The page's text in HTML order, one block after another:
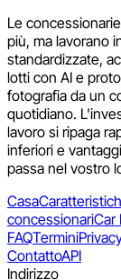
Le
più, ma lavorano
standardizzate,
lotti con AI e
fotografia da un
quotidiano.
lavoro si ripaga
inferiori e
passa nel vostro
Casa
concessionariCar
FAQTermini
ContattoAPI
Indirizzo